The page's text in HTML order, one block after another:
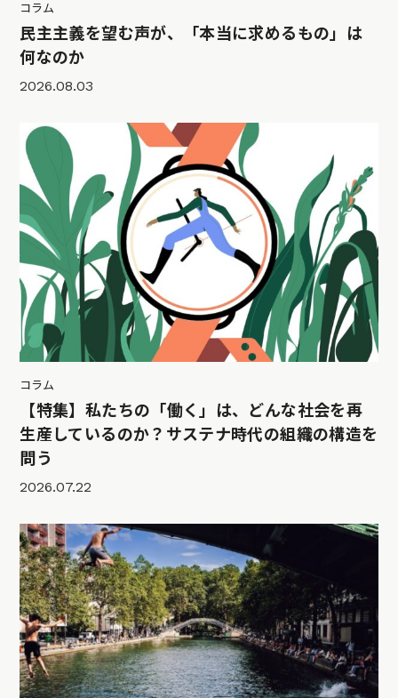
コラム
民主主義を望む声が、「本当に求めるもの」は
何なのか
2026.08.03
コラム
【特集】私たちの「働く」は、どんな社会を再
生産しているのか？サステナ時代の組織の構造を
問う
2026.07.22